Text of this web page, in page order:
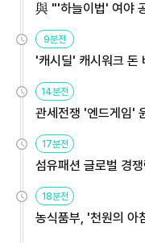
與 "'하늘이법' 여야
9분전
'캐시딜' 캐시워크 돈
14분전
관세전쟁 '엔드게임'
용해야
17분전
섬유패션 글로벌 경
원
18분전
농식품부, '천원의